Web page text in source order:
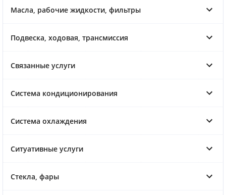
Масла, рабочие жидкости, фильтры
Подвеска, ходовая, трансмиссия
Связанные услуги
Система кондиционирования
Система охлаждения
Ситуативные услуги
Стекла, фары